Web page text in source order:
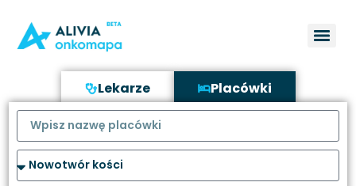
Lekarze Placówki